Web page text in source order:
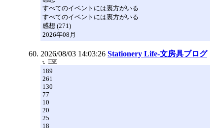
すべてのイベントには裏方がいる
すべてのイベントには裏方がいる
感想 (271)
2026年08月
2026/08/03 14:03:26 Stationery Life-文房具ブログ
189
261
130
77
10
20
25
18